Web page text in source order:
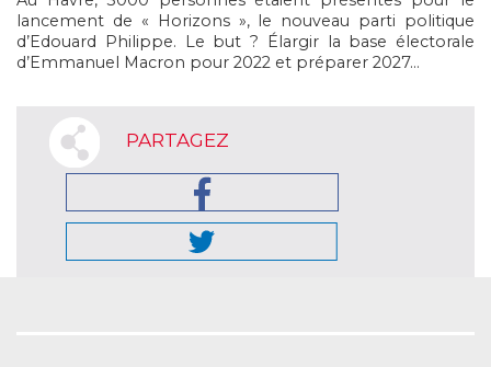
lancement de « Horizons », le nouveau parti politique
d’Edouard Philippe. Le but ? Élargir la base électorale
d’Emmanuel Macron pour 2022 et préparer 2027…
PARTAGEZ